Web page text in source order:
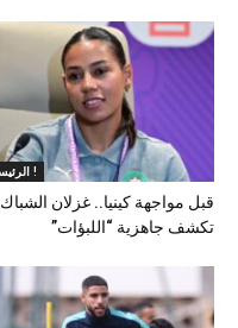
الرئيسية !
قبل مواجهة كينيا.. غزلان الشباك
تكشف جاهزية “اللبؤات”